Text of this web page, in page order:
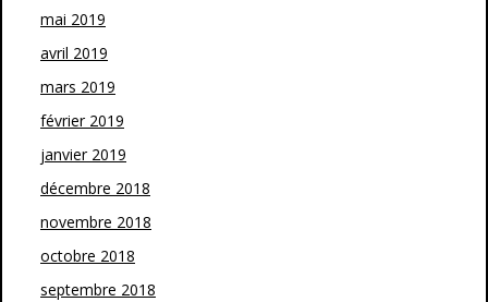
mai 2019
avril 2019
mars 2019
février 2019
janvier 2019
décembre 2018
novembre 2018
octobre 2018
septembre 2018